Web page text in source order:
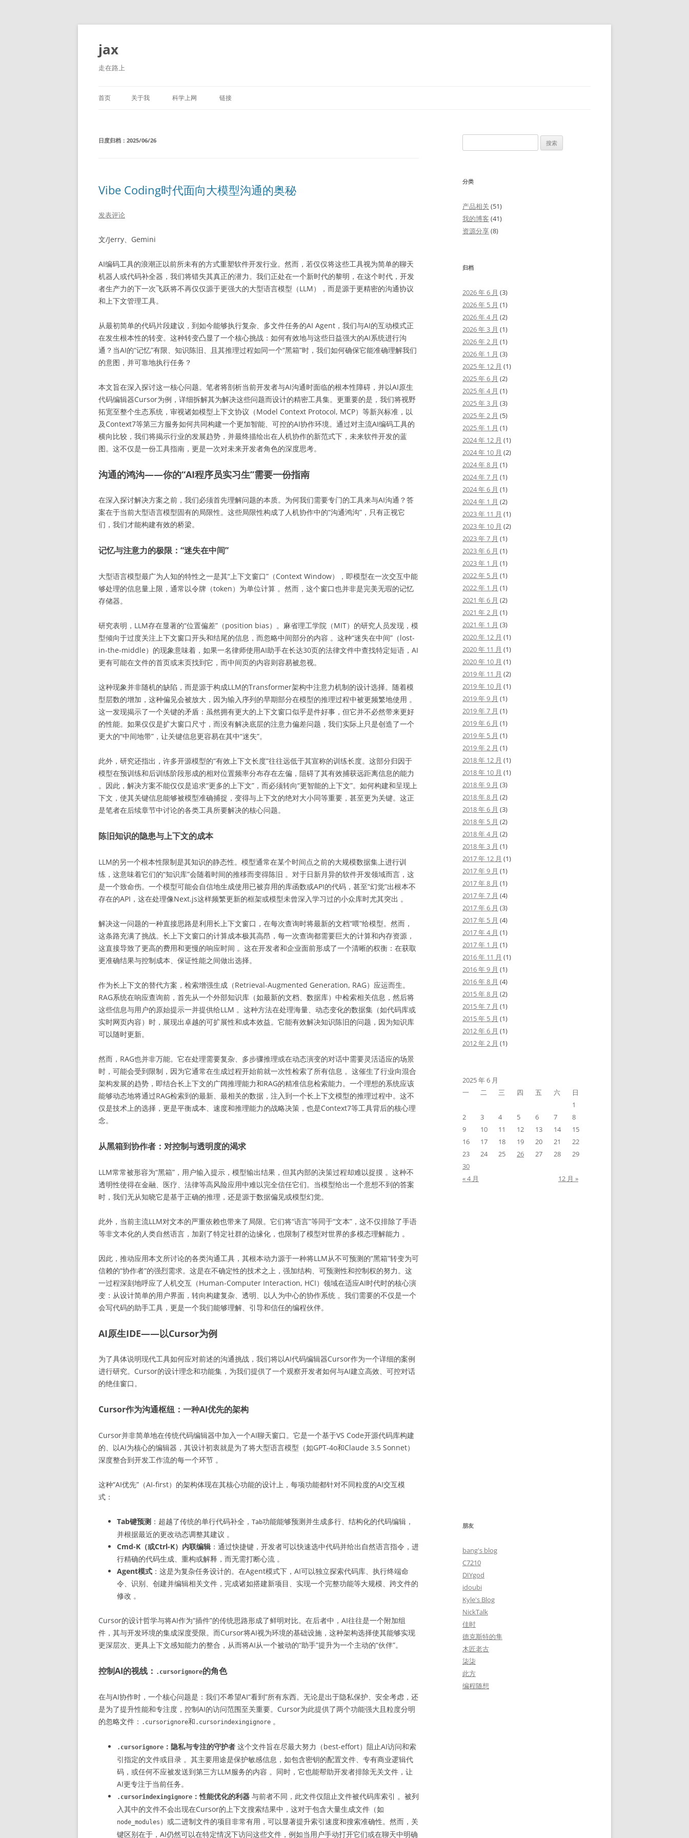
跳
正
文
jax
走在路上
首页 关于我 科学上网 链接
日度归档： 2025/06/26
Vibe Coding时代面向大模型沟通的奥秘
发表评论
文/Jerry、Gemini
AI编码工具的浪潮正以前所未有的方式重塑软件开发行业。然而，若仅仅将这些工具视为简单的聊天
机器人或代码补全器，我们将错失其真正的潜力。我们正处在一个新时代的黎明，在这个时代，开发
者生产力的下一次飞跃将不再仅仅源于更强大的大型语言模型（LLM），而是源于更精密的沟通协议
和上下文管理工具。
从最初简单的代码片段建议，到如今能够执行复杂、多文件任务的AI Agent，我们与AI的互动模式正
在发生根本性的转变。这种转变凸显了一个核心挑战：如何有效地与这些日益强大的AI系统进行沟
通？当AI的“记忆”有限、知识陈旧、且其推理过程如同一个“黑箱”时，我们如何确保它能准确理解我们
的意图，并可靠地执行任务？
本文旨在深入探讨这一核心问题。笔者将剖析当前开发者与AI沟通时面临的根本性障碍，并以AI原生
代码编辑器Cursor为例，详细拆解其为解决这些问题而设计的精密工具集。更重要的是，我们将视野
拓宽至整个生态系统，审视诸如模型上下文协议（Model Context Protocol, MCP）等新兴标准，以
及Context7等第三方服务如何共同构建一个更加智能、可控的AI协作环境。通过对主流AI编码工具的
横向比较，我们将揭示行业的发展趋势，并最终描绘出在人机协作的新范式下，未来软件开发的蓝
图。这不仅是一份工具指南，更是一次对未来开发者角色的深度思考。
沟通的鸿沟——你的“AI程序员实习生”需要一份指南
在深入探讨解决方案之前，我们必须首先理解问题的本质。为何我们需要专门的工具来与AI沟通？答
案在于当前大型语言模型固有的局限性。这些局限性构成了人机协作中的“沟通鸿沟”，只有正视它
们，我们才能构建有效的桥梁。
记忆与注意力的极限：“迷失在中间”
大型语言模型最广为人知的特性之一是其“上下文窗口”（Context Window），即模型在一次交互中能
够处理的信息量上限，通常以令牌（token）为单位计算 。然而，这个窗口也并非是完美无瑕的记忆
存储器。
研究表明，LLM存在显著的“位置偏差”（position bias）。麻省理工学院（MIT）的研究人员发现，模
型倾向于过度关注上下文窗口开头和结尾的信息，而忽略中间部分的内容 。这种“迷失在中间”（lost-
in-the-middle）的现象意味着，如果一名律师使用AI助手在长达30页的法律文件中查找特定短语，AI
更有可能在文件的首页或末页找到它，而中间页的内容则容易被忽视。
这种现象并非随机的缺陷，而是源于构成LLM的Transformer架构中注意力机制的设计选择。随着模
型层数的增加，这种偏见会被放大，因为输入序列的早期部分在模型的推理过程中被更频繁地使用 。
这一发现揭示了一个关键的矛盾：虽然拥有更大的上下文窗口似乎是件好事，但它并不必然带来更好
的性能。如果仅仅是扩大窗口尺寸，而没有解决底层的注意力偏差问题，我们实际上只是创造了一个
更大的“中间地带”，让关键信息更容易在其中“迷失”。
此外，研究还指出，许多开源模型的“有效上下文长度”往往远低于其宣称的训练长度。这部分归因于
模型在预训练和后训练阶段形成的相对位置频率分布存在左偏，阻碍了其有效捕获远距离信息的能力
。因此，解决方案不能仅仅是追求“更多的上下文”，而必须转向“更智能的上下文”。如何构建和呈现上
下文，使其关键信息能够被模型准确捕捉，变得与上下文的绝对大小同等重要，甚至更为关键。这正
是笔者在后续章节中讨论的各类工具所要解决的核心问题。
陈旧知识的隐患与上下文的成本
LLM的另一个根本性限制是其知识的静态性。模型通常在某个时间点之前的大规模数据集上进行训
练，这意味着它们的“知识库”会随着时间的推移而变得陈旧 。对于日新月异的软件开发领域而言，这
是一个致命伤。一个模型可能会自信地生成使用已被弃用的库函数或API的代码，甚至“幻觉”出根本不
存在的API，这在处理像Next.js这样频繁更新的框架或模型未曾深入学习过的小众库时尤其突出 。
解决这一问题的一种直接思路是利用长上下文窗口，在每次查询时将最新的文档“喂”给模型。然而，
这条路充满了挑战。长上下文窗口的计算成本极其高昂，每一次查询都需要巨大的计算和内存资源，
这直接导致了更高的费用和更慢的响应时间 。这在开发者和企业面前形成了一个清晰的权衡：在获取
更准确结果与控制成本、保证性能之间做出选择。
作为长上下文的替代方案，检索增强生成（Retrieval-Augmented Generation, RAG）应运而生。
RAG系统在响应查询前，首先从一个外部知识库（如最新的文档、数据库）中检索相关信息，然后将
这些信息与用户的原始提示一并提供给LLM 。这种方法在处理海量、动态变化的数据集（如代码库或
实时网页内容）时，展现出卓越的可扩展性和成本效益。它能有效解决知识陈旧的问题，因为知识库
可以随时更新。
然而，RAG也并非万能。它在处理需要复杂、多步骤推理或在动态演变的对话中需要灵活适应的场景
时，可能会受到限制，因为它通常在生成过程开始前就一次性检索了所有信息 。这催生了行业向混合
架构发展的趋势，即结合长上下文的广阔推理能力和RAG的精准信息检索能力。一个理想的系统应该
能够动态地将通过RAG检索到的最新、最相关的数据，注入到一个长上下文模型的推理过程中。这不
仅是技术上的选择，更是平衡成本、速度和推理能力的战略决策，也是Context7等工具背后的核心理
念。
从黑箱到协作者：对控制与透明度的渴求
LLM常常被形容为“黑箱”，用户输入提示，模型输出结果，但其内部的决策过程却难以捉摸 。这种不
透明性使得在金融、医疗、法律等高风险应用中难以完全信任它们。当模型给出一个意想不到的答案
时，我们无从知晓它是基于正确的推理，还是源于数据偏见或模型幻觉。
此外，当前主流LLM对文本的严重依赖也带来了局限。它们将“语言”等同于“文本”，这不仅排除了手语
等非文本化的人类自然语言，加剧了特定社群的边缘化，也限制了模型对世界的多模态理解能力 。
因此，推动应用本文所讨论的各类沟通工具，其根本动力源于一种将LLM从不可预测的“黑箱”转变为可
信赖的“协作者”的强烈需求。这是在不确定性的技术之上，强加结构、可预测性和控制权的努力。这
一过程深刻地呼应了人机交互（Human-Computer Interaction, HCI）领域在适应AI时代时的核心演
变：从设计简单的用户界面，转向构建复杂、透明、以人为中心的协作系统 。我们需要的不仅是一个
会写代码的助手工具，更是一个我们能够理解、引导和信任的编程伙伴。
AI原生IDE——以Cursor为例
为了具体说明现代工具如何应对前述的沟通挑战，我们将以AI代码编辑器Cursor作为一个详细的案例
进行研究。Cursor的设计理念和功能集，为我们提供了一个观察开发者如何与AI建立高效、可控对话
的绝佳窗口。
Cursor作为沟通枢纽：一种AI优先的架构
Cursor并非简单地在传统代码编辑器中加入一个AI聊天窗口。它是一个基于VS Code开源代码库构建
的、以AI为核心的编辑器，其设计初衷就是为了将大型语言模型（如GPT-4o和Claude 3.5 Sonnet）
深度整合到开发工作流的每一个环节 。
这种“AI优先”（AI-first）的架构体现在其核心功能的设计上，每项功能都针对不同粒度的AI交互模
式：
Tab键预测 ：超越了传统的单行代码补全， Tab功能能够预测并生成多行、结构化的代码编辑，
并根据最近的更改动态调整其建议 。
Cmd-K（或Ctrl-K）内联编辑 ：通过快捷键，开发者可以快速选中代码并给出自然语言指令，进
行精确的代码生成、重构或解释，而无需打断心流 。
Agent模式 ：这是为复杂任务设计的。在Agent模式下，AI可以独立探索代码库、执行终端命
令、识别、创建并编辑相关文件，完成诸如搭建新项目、实现一个完整功能等大规模、跨文件的
修改 。
Cursor的设计哲学与将AI作为“插件”的传统思路形成了鲜明对比。在后者中，AI往往是一个附加组
件，其与开发环境的集成深度受限。而Cursor将AI视为环境的基础设施，这种架构选择使其能够实现
更深层次、更具上下文感知能力的整合，从而将AI从一个被动的“助手”提升为一个主动的“伙伴”。
控制AI的视线： .cursorignore的角色
在与AI协作时，一个核心问题是：我们不希望AI“看到”所有东西。无论是出于隐私保护、安全考虑，还
是为了提升性能和专注度，控制AI的访问范围至关重要。Cursor为此提供了两个功能强大且粒度分明
的忽略文件： .cursorignore和 .cursorindexingignore 。
.cursorignore ：隐私与专注的守护者 这个文件旨在尽最大努力（best-effort）阻止AI访问和索
引指定的文件或目录 。其主要用途是保护敏感信息，如包含密钥的配置文件、专有商业逻辑代
码，或任何不应被发送到第三方LLM服务的内容 。同时，它也能帮助开发者排除无关文件，让
AI更专注于当前任务。
.cursorindexingignore ：性能优化的利器 与前者不同，此文件仅阻止文件被代码库索引 。被列
入其中的文件不会出现在Cursor的上下文搜索结果中，这对于包含大量生成文件（如
node_modules ）或二进制文件的项目非常有用，可以显著提升索引速度和搜索准确性。然而，关
键区别在于，AI仍然可以在特定情况下访问这些文件，例如当用户手动打开它们或在聊天中明确
索：
分类
产品相关 (51)
我的博客 (41)
资源分享(8)
归档
2026 年 6 月 (3)
2026 年 5 月 (1)
2026 年 4 月 (2)
2026 年 3 月 (1)
2026 年 2 月 (1)
2026 年 1 月 (3)
2025 年 12 月 (1)
2025 年 6 月 (2)
2025 年 4 月 (1)
2025 年 3 月 (3)
2025 年 2 月 (5)
2025 年 1 月 (1)
2024 年 12 月 (1)
2024 年 10 月 (2)
2024 年 8 月 (1)
2024 年 7 月 (1)
2024 年 6 月 (1)
2024 年 1 月 (2)
2023 年 11 月 (1)
2023 年 10 月 (2)
2023 年 7 月 (1)
2023 年 6 月 (1)
2023 年 1 月 (1)
2022 年 5 月 (1)
2022 年 1 月 (1)
2021 年 6 月 (2)
2021 年 2 月 (1)
2021 年 1 月 (3)
2020 年 12 月 (1)
2020 年 11 月 (1)
2020 年 10 月 (1)
2019 年 11 月 (2)
2019 年 10 月 (1)
2019 年 9 月 (1)
2019 年 7 月 (1)
2019 年 6 月 (1)
2019 年 5 月 (1)
2019 年 2 月 (1)
2018 年 12 月 (1)
2018 年 10 月 (1)
2018 年 9 月 (3)
2018 年 8 月 (2)
2018 年 6 月 (3)
2018 年 5 月 (2)
2018 年 4 月 (2)
2018 年 3 月 (1)
2017 年 12 月 (1)
2017 年 9 月 (1)
2017 年 8 月 (1)
2017 年 7 月 (4)
2017 年 6 月 (3)
2017 年 5 月 (4)
2017 年 4 月 (1)
2017 年 1 月 (1)
2016 年 11 月 (1)
2016 年 9 月 (1)
2016 年 8 月 (4)
2015 年 8 月 (2)
2015 年 7 月 (1)
2015 年 5 月 (1)
2012 年 6 月 (1)
2012 年 2 月 (1)
2025 年 6 月
一
二 三 四 五 六
日
1
2
3 4 5 6 7
8
9
10 11 12 13 14
15
16
17 18 19 20 21
22
23
24 25 26 27 28
29
30
« 4 月
12 月 »
朋友
bang's blog
C7210
DIYgod
idoubi
Kyle's Blog
NickTalk
佳时
德克斯特的隼
木匠老古
柒柒
此方
编程随想